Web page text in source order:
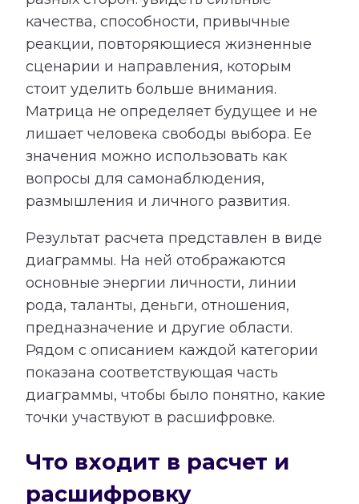
качества, способности, привычные
реакции, повторяющиеся жизненные
сценарии и направления, которым
стоит уделить больше внимания.
Матрица не определяет будущее и не
лишает человека свободы выбора. Ее
значения можно использовать как
вопросы для самонаблюдения,
размышления и личного развития.
Результат расчета представлен в виде
диаграммы. На ней отображаются
основные энергии личности, линии
рода, таланты, деньги, отношения,
предназначение и другие области.
Рядом с описанием каждой категории
показана соответствующая часть
диаграммы, чтобы было понятно, какие
точки участвуют в расшифровке.
Что входит в расчет и
расшифровку